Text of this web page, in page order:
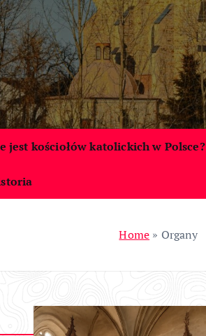
jest kościołów katolickich w Polsce?
Home » Organy